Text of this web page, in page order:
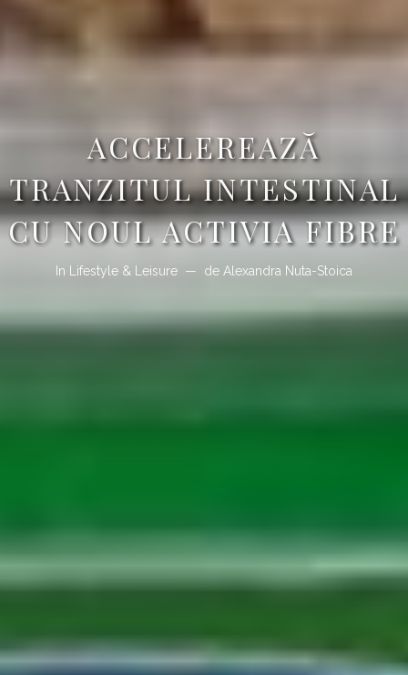
ACCELEREAZĂ
TRANZITUL INTESTINAL
CU NOUL ACTIVIA FIBRE
In Lifestyle & Leisure de Alexandra Nuta-Stoica